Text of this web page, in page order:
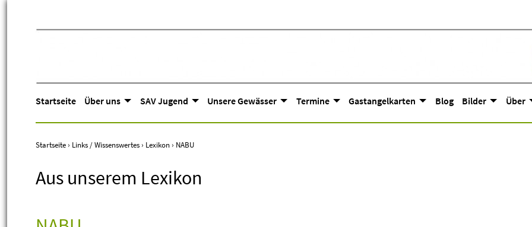
Startseite Über uns SAV Jugend Unsere Gewässer Termine Gastangelkarten Blog Bilder Über
Startseite› Links / Wissenswertes› Lexikon› NABU
Aus unserem Lexikon